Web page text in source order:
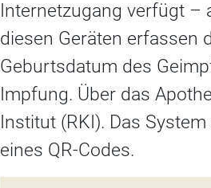
Internetzugang verfügt –
diesen Geräten erfassen
Geburtsdatum des
Impfung. Über das
Institut (RKI). Das
eines QR-Codes.